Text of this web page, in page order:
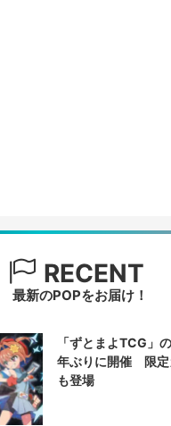
RECENT
最新のPOPをお届け！
「ずとまよTCG」
年ぶりに開催 限定
も登場